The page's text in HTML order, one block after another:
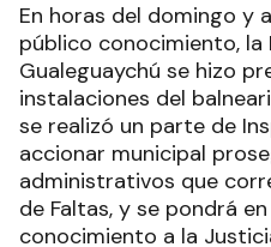
En horas del domingo y
público conocimiento, la
Gualeguaychú se hizo
instalaciones del
se realizó un parte de
accionar municipal
administrativos que
de Faltas, y se pondrá
conocimiento a la